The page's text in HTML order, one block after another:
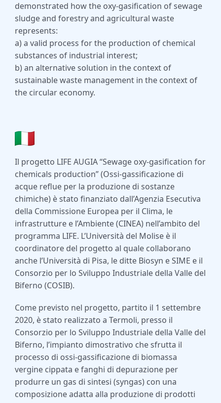
demonstrated how the oxy-gasification of sewage
sludge and forestry and agricultural waste
represents:
a) a valid process for the production of chemical
substances of industrial interest;
b) an alternative solution in the context of
sustainable waste management in the context of
the circular economy.
Il progetto LIFE AUGIA “Sewage oxy-gasification for
chemicals production” (Ossi-gassificazione di
acque reflue per la produzione di sostanze
chimiche) è stato finanziato dall’Agenzia Esecutiva
della Commissione Europea per il Clima, le
infrastrutture e l’Ambiente (CINEA) nell’ambito del
programma LIFE. L’Università del Molise è il
coordinatore del progetto al quale collaborano
anche l’Università di Pisa, le ditte Biosyn e SIME e il
Consorzio per lo Sviluppo Industriale della Valle del
Biferno (COSIB).
Come previsto nel progetto, partito il 1 settembre
2020, è stato realizzato a Termoli, presso il
Consorzio per lo Sviluppo Industriale della Valle del
Biferno, l’impianto dimostrativo che sfrutta il
processo di ossi-gassificazione di biomassa
vergine cippata e fanghi di depurazione per
produrre un gas di sintesi (syngas) con una
composizione adatta alla produzione di prodotti